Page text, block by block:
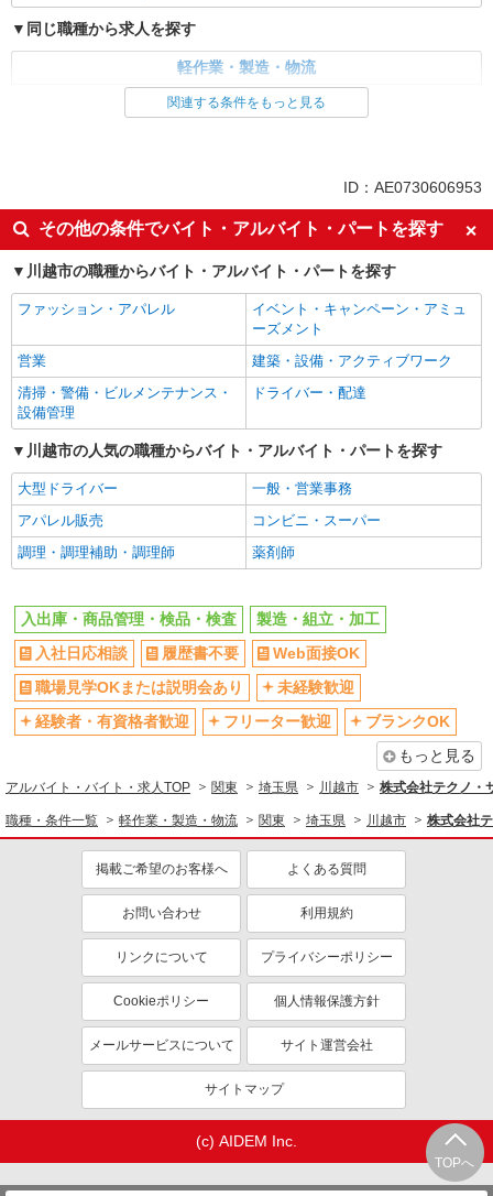
同じ職種から求人を探す
軽作業・製造・物流
入出庫・商品管理・検品・検査
製造・組立・加工
交通費支給
社会保険あり
関連する条件をもっと見る
ID：AE0730606953
その他の条件でバイト・アルバイト・パートを探す
川越市の職種からバイト・アルバイト・パートを探す
ファッション・アパレル
イベント・キャンペーン・アミュ
ーズメント
営業
建築・設備・アクティブワーク
清掃・警備・ビルメンテナンス・
設備管理
ドライバー・配達
川越市の人気の職種からバイト・アルバイト・パートを探す
大型ドライバー
一般・営業事務
アパレル販売
コンビニ・スーパー
調理・調理補助・調理師
薬剤師
TOPへ
入出庫・商品管理・検品・検査
製造・組立・加工
入社日応相談
履歴書不要
Web面接OK
職場見学OKまたは説明会あり
未経験歓迎
経験者・有資格者歓迎
フリーター歓迎
ブランクOK
もっと見る
アルバイト・バイト・求人TOP 関東 埼玉県 川越市 株式会社テクノ・
職種・条件一覧 軽作業・製造・物流 関東 埼玉県 川越市 株式会社
掲載ご希望のお客様へ よくある質問
お問い合わせ 利用規約
リンクについて プライバシーポリシー
Cookieポリシー 個人情報保護方針
メールサービスについて サイト運営会社
サイトマップ
(c) AIDEM Inc.